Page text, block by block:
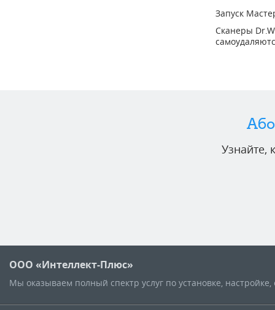
Запуск
Сканеры
Узнайте,
ООО «Интеллект-Плюс»
Мы оказываем полный спектр услуг по установке,